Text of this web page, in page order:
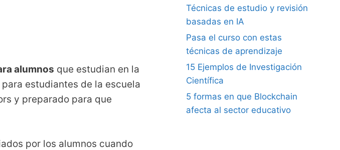
alumnos que estudian en la
estudiantes de la escuela
y preparado para que
por los alumnos cuando
Técnicas de estudio y revisión
basadas en IA
Pasa el curso con estas
técnicas de aprendizaje
15 Ejemplos de Investigación
Científica
5 formas en que Blockchain
afecta al sector educativo